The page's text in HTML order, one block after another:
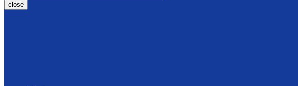
close